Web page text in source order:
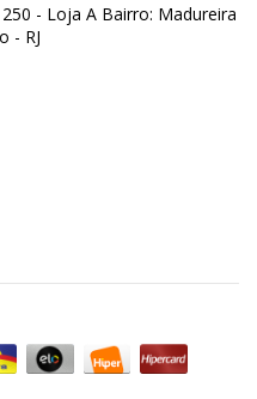
- Loja A Bairro: Madureira
- RJ